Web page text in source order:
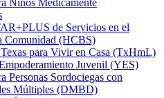
de Servicios en el
Comunidad (HCBS)
para Vivir en Casa (TxHmL)
Juvenil (YES)
Personas Sordociegas con
Múltiples (DMBD)